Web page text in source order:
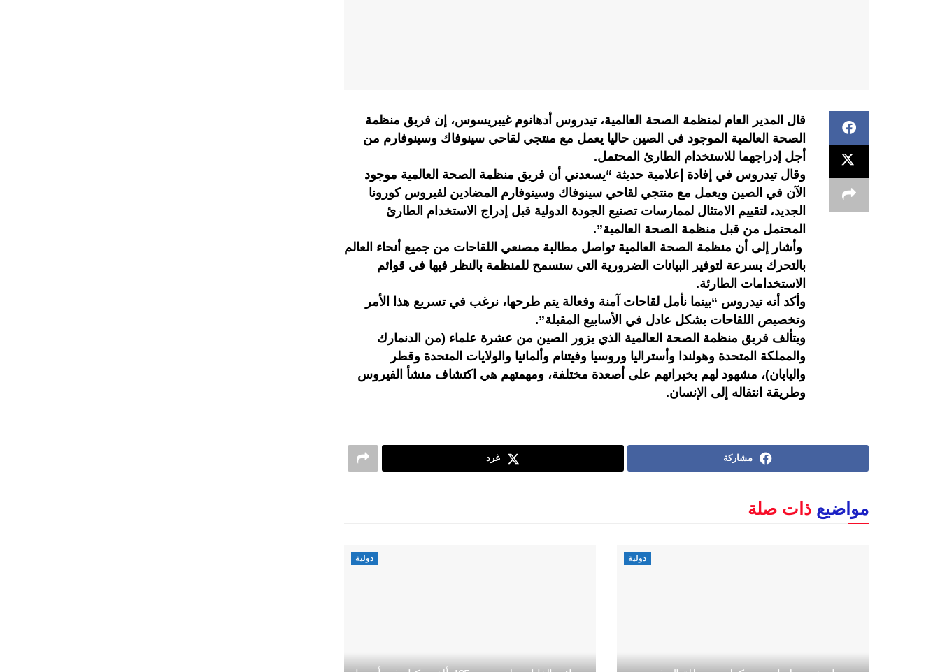
قال المدير العام لمنظمة الصحة العالمية، تيدروس أدهانوم غيبريسوس، إن فريق منظمة
الصحة العالمية الموجود في الصين حاليا يعمل مع منتجي لقاحي سينوفاك وسينوفارم من
أجل إدراجهما للاستخدام الطارئ المحتمل.
وقال تيدروس في إفادة إعلامية حديثة “يسعدني أن فريق منظمة الصحة العالمية موجود
الآن في الصين ويعمل مع منتجي لقاحي سينوفاك وسينوفارم المضادين لفيروس كورونا
الجديد، لتقييم الامتثال لممارسات تصنيع الجودة الدولية قبل إدراج الاستخدام الطارئ
المحتمل من قبل منظمة الصحة العالمية”.
وأشار إلى أن منظمة الصحة العالمية تواصل مطالبة مصنعي اللقاحات من جميع أنحاء العالم
بالتحرك بسرعة لتوفير البيانات الضرورية التي ستسمح للمنظمة بالنظر فيها في قوائم
الاستخدامات الطارئة.
وأكد أنه تيدروس “بينما نأمل لقاحات آمنة وفعالة يتم طرحها، نرغب في تسريع هذا الأمر
وتخصيص اللقاحات بشكل عادل في الأسابيع المقبلة”.
ويتألف فريق منظمة الصحة العالمية الذي يزور الصين من عشرة علماء (من الدنمارك
والمملكة المتحدة وهولندا وأستراليا وروسيا وفيتنام وألمانيا والولايات المتحدة وقطر
واليابان)، مشهود لهم بخبراتهم على أصعدة مختلفة، ومهمتهم هي اكتشاف منشأ الفيروس
وطريقة انتقاله إلى الإنسان.
مشاركة غرد
مواضيع ذات صلة
دولية دولية